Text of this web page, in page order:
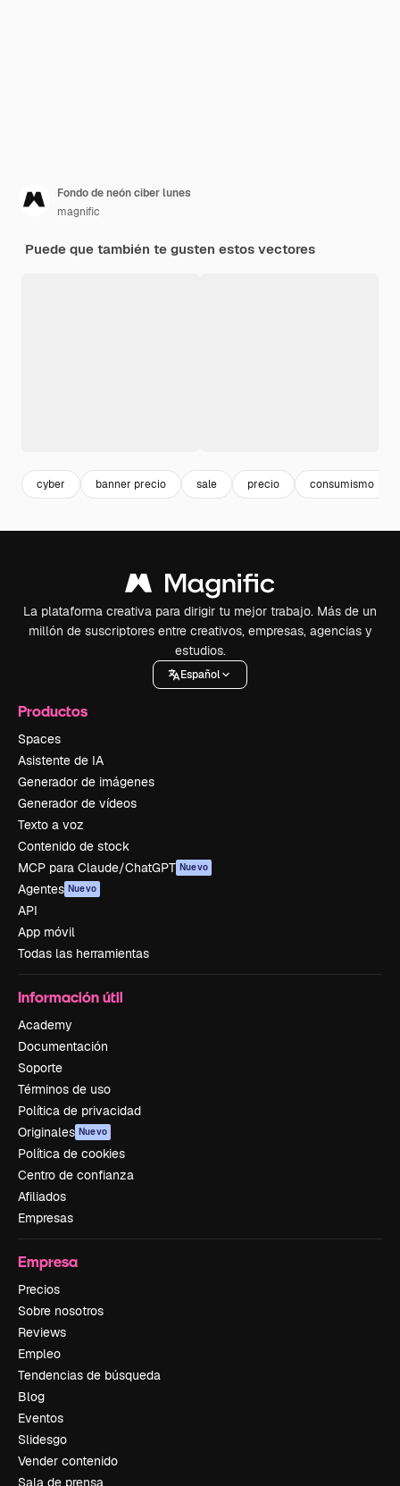
Fondo de neón ciber lunes
magnific
Puede que también te gusten estos vectores
cyber banner precio sale precio consumismo
La plataforma creativa para dirigir tu mejor trabajo. Más de un
millón de suscriptores entre creativos, empresas, agencias y
estudios.
Español
Productos
Spaces
Asistente de IA
Generador de imágenes
Generador de vídeos
Texto a voz
Contenido de stock
MCP para Claude/ChatGPT Nuevo
Agentes Nuevo
API
App móvil
Todas las herramientas
Información útil
Academy
Documentación
Soporte
Términos de uso
Política de privacidad
Originales Nuevo
Política de cookies
Centro de confianza
Afiliados
Empresas
Empresa
Precios
Sobre nosotros
Reviews
Empleo
Tendencias de búsqueda
Blog
Eventos
Slidesgo
Vender contenido
Sala de prensa